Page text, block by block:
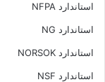
استاندارد NFPA
استاندارد NG
استاندارد NORSOK
استاندارد NSF